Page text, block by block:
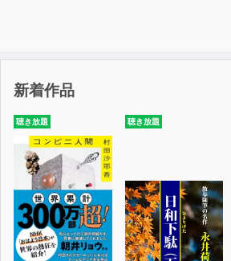
新着作品
聴き放題 聴き放題